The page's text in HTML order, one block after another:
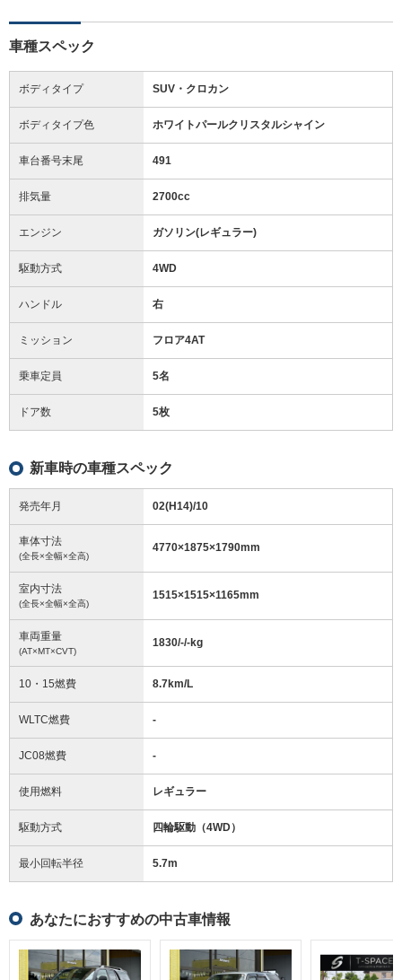
車種スペック
ボディタイプ SUV・クロカン
ボディタイプ色 ホワイトパールクリスタルシャイン
車台番号末尾 491
排気量 2700cc
エンジン ガソリン(レギュラー)
駆動方式 4WD
ハンドル 右
ミッション フロア4AT
乗車定員 5名
ドア数 5枚
新車時の車種スペック
発売年月 02(H14)/10
車体寸法
(全長×全幅×全高)
4770×1875×1790mm
室内寸法
(全長×全幅×全高)
1515×1515×1165mm
車両重量
(AT×MT×CVT)
1830/-/-kg
10・15燃費 8.7km/L
WLTC燃費 -
JC08燃費 -
使用燃料 レギュラー
駆動方式 四輪駆動（4WD）
最小回転半径 5.7m
あなたにおすすめの中古車情報